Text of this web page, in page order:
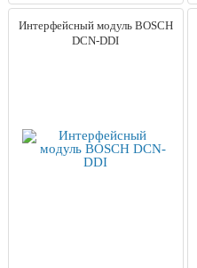
Интерфейсный модуль BOSCH
DCN-DDI